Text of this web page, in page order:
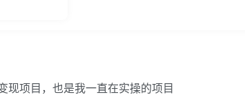
现项目，也是我一直在实操的项目